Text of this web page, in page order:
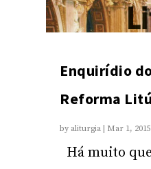
Enquirídio
Reforma
byaliturgia Mar 1, 2015
Há muito